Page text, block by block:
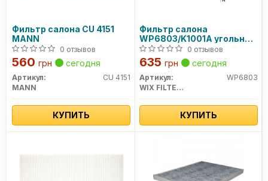
Фильтр салона CU 4151
MANN
0 отзывов
560 грн сегодня
Артикул:
CU 4151
MANN
КУПИТЬ
Фильтр салона
WP6803/K1001A угольный
(пр-во WIX-Filtron)
0 отзывов
635 грн сегодня
Артикул:
WP6803
WIX FILTERS
КУПИТЬ